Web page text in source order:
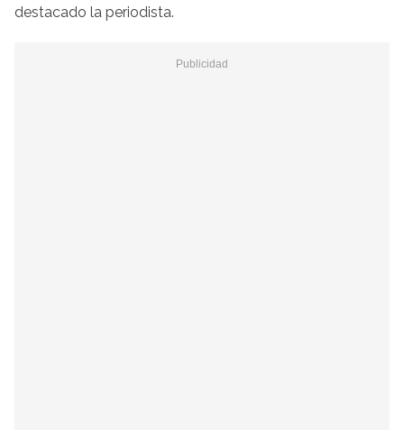
destacado la periodista.